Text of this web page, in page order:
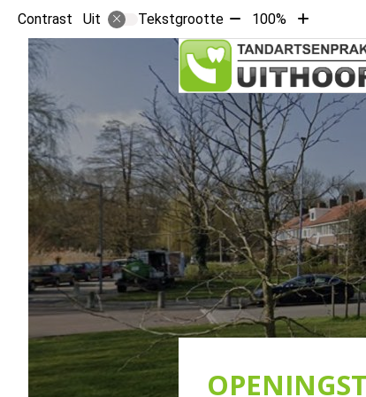
Contrast Uit Tekstgrootte Tekst
verkleinen
met
10%
100%
Tekst
vergroten
met
10%